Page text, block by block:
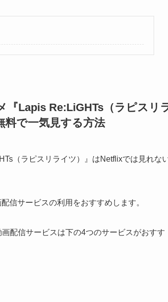
『Lapis Re:LiGHTs（ラピスリ
料で一気見する方法
（ラピスリライツ）』はNetflixでは見れな
信サービスの利用をおすすめします。
配信サービスは下の4つのサービスがおすす